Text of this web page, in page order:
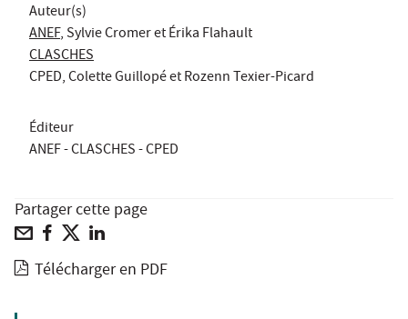
Auteur(s)
ANEF, Sylvie Cromer et Érika Flahault
CLASCHES
CPED, Colette Guillopé et Rozenn Texier-Picard
Éditeur
ANEF - CLASCHES - CPED
Partager cette page
Télécharger en PDF